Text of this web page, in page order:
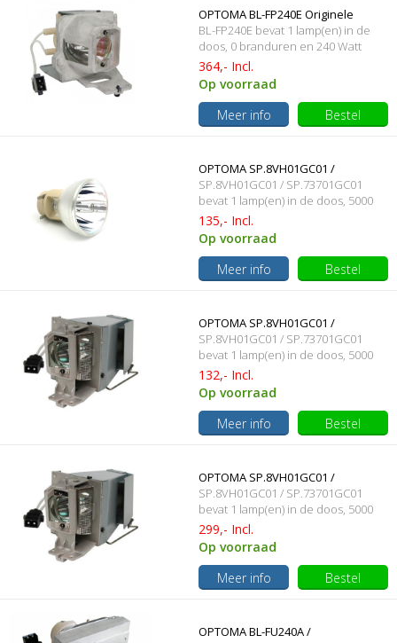
OPTOMA BL-FP240E Originele
lampmodule
BL-FP240E bevat 1 lamp(en) in de
doos, 0 branduren en 240 Watt
364,- Incl.
Op voorraad
Meer info
Bestel
OPTOMA SP.8VH01GC01 /
SP.73701GC01 Originele losse
beamerlamp
SP.8VH01GC01 / SP.73701GC01
bevat 1 lamp(en) in de doos, 5000
branduren en 190 Watt
135,- Incl.
Op voorraad
Meer info
Bestel
OPTOMA SP.8VH01GC01 /
SP.73701GC01 Originele lamp met
behuizing
SP.8VH01GC01 / SP.73701GC01
bevat 1 lamp(en) in de doos, 5000
branduren en 190 Watt
132,- Incl.
Op voorraad
Meer info
Bestel
OPTOMA SP.8VH01GC01 /
SP.73701GC01 / BL-FP190E
Originele lampmodule
SP.8VH01GC01 / SP.73701GC01
bevat 1 lamp(en) in de doos, 5000
branduren en 190 Watt
299,- Incl.
Op voorraad
Meer info
Bestel
OPTOMA BL-FU240A /